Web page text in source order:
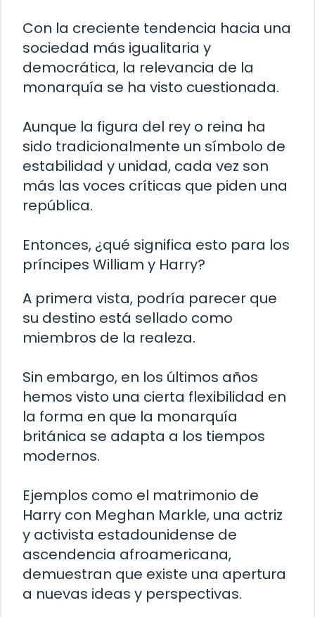
Con la creciente tendencia hacia una
sociedad más igualitaria y
democrática, la relevancia de la
monarquía se ha visto cuestionada.
Aunque la figura del rey o reina ha
sido tradicionalmente un símbolo de
estabilidad y unidad, cada vez son
más las voces críticas que piden una
república.
Entonces, ¿qué significa esto para los
príncipes William y Harry?
A primera vista, podría parecer que
su destino está sellado como
miembros de la realeza.
Sin embargo, en los últimos años
hemos visto una cierta flexibilidad en
la forma en que la monarquía
británica se adapta a los tiempos
modernos.
Ejemplos como el matrimonio de
Harry con Meghan Markle, una actriz
y activista estadounidense de
ascendencia afroamericana,
demuestran que existe una apertura
a nuevas ideas y perspectivas.